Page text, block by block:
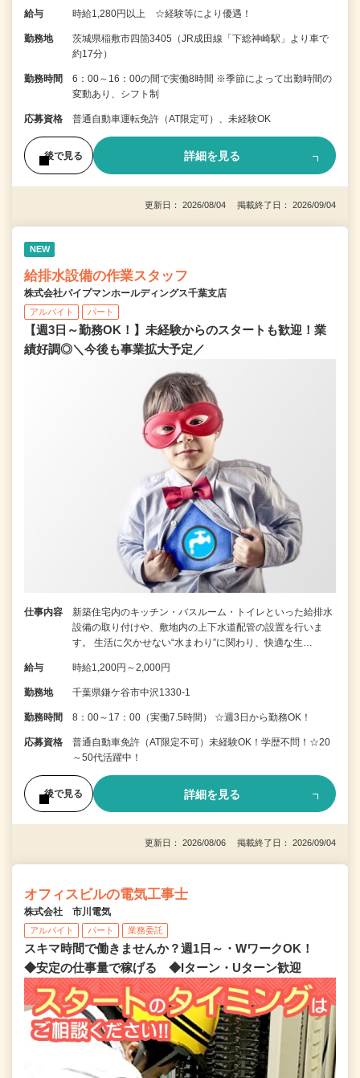
給与 時給1,280円以上 ☆経験等により優遇！
勤務地
茨城県稲敷市四箇3405（JR成田線「下総神崎駅」より車で
約17分）
勤務時間
6：00～16：00の間で実働8時間 ※季節によって出勤時間の
変動あり、シフト制
応募資格 普通自動車運転免許（AT限定可）、未経験OK
後で見る 詳細を見る
更新日： 2026/08/04 掲載終了日： 2026/09/04
NEW
給排水設備の作業スタッフ
株式会社パイプマンホールディングス千葉支店
アルバイト パート
【週3日～勤務OK！】未経験からのスタートも歓迎！業
績好調◎＼今後も事業拡大予定／
仕事内容
新築住宅内のキッチン・バスルーム・トイレといった給排水
設備の取り付けや、敷地内の上下水道配管の設置を行いま
す。 生活に欠かせない“水まわり”に関わり、快適な生…
給与 時給1,200円～2,000円
勤務地 千葉県鎌ケ谷市中沢1330-1
勤務時間 8：00～17：00（実働7.5時間） ☆週3日から勤務OK！
応募資格
普通自動車免許（AT限定不可）未経験OK！学歴不問！☆20
～50代活躍中！
後で見る 詳細を見る
更新日： 2026/08/06 掲載終了日： 2026/09/04
オフィスビルの電気工事士
株式会社 市川電気
アルバイト パート 業務委託
スキマ時間で働きませんか？週1日～・WワークOK！
◆安定の仕事量で稼げる ◆Iターン・Uターン歓迎